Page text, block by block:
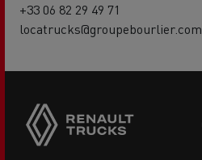
+33 06 82 29 49 71
locatrucks@groupebourlier.com